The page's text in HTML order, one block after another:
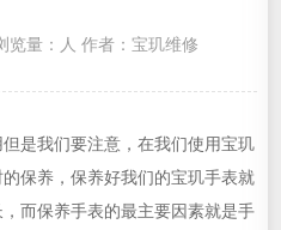
览量： 人 作者：宝玑维修
我们要注意，在我们使用宝玑
保养，保养好我们的宝玑手表就
而保养手表的最主要因素就是手